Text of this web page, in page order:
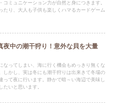
コミュニケーション力が自然と身につきます。
たり、大人も子供も楽しくハマるカードゲーム
夜中の潮干狩り！意外な貝を大量
なってしまい、海に行く機会もめっきり無くな
しかし、実は冬にも潮干狩りは出来きて冬場の
って夜に行います。静かで暗～い海辺で美味し
たいと思います。